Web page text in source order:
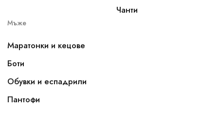
Чанти
Мъже
Маратонки и кецове
Боти
Обувки и еспадрили
Пантофи